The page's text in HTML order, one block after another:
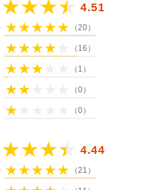
4.51
（20）
（16）
（1）
（0）
（0）
4.44
（21）